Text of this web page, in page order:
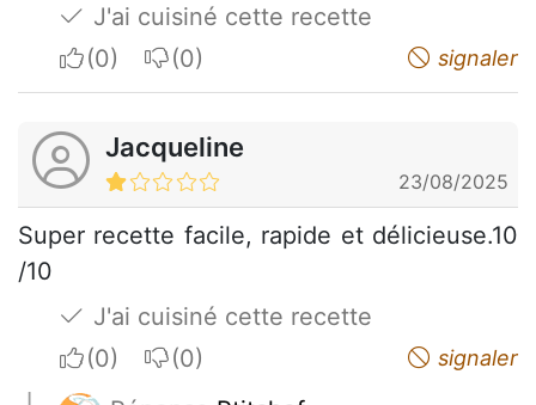
J'ai cuisiné cette recette
I apreciateI do not appreciate signaler
Jacqueline
23/08/2025
Super recette facile, rapide et délicieuse.10
/10
J'ai cuisiné cette recette
I apreciateI do not appreciate signaler